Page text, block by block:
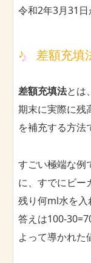
令和2年3月31日
差額充填
差額充填法とは
期末に実際に残
を補充する方法
すごい極端な例
に、すでにビー
残り何ml水を入
答えは100-
よって導かれた